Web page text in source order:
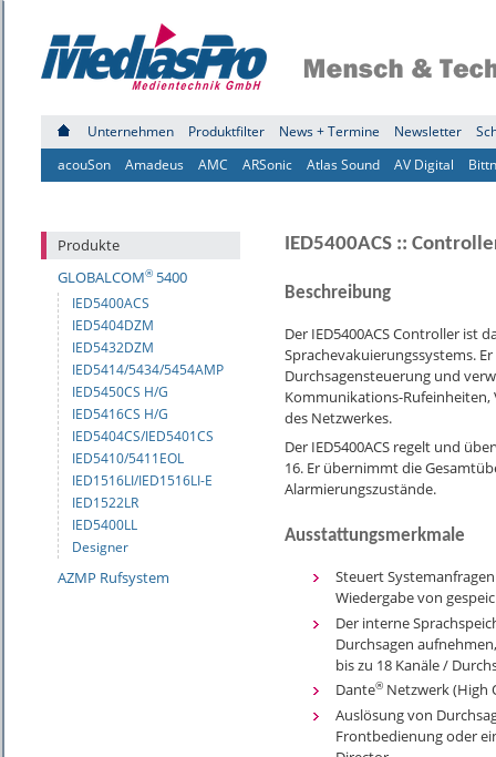
Unternehmen Produktfilter News + Termine Newsletter
acouSon
Amadeus AMC ARSonic Atlas Sound AV Digital
Produkte
GLOBALCOM® 5400
IED5400ACS
IED5404DZM
IED5432DZM
IED5414/5434/5454AMP
IED5450CS H/G
IED5416CS H/G
IED5404CS/IED5401CS
IED5410/5411EOL
IED1516LI/IED1516LI-E
IED1522LR
IED5400LL
Designer
AZMP Rufsystem
IED5400ACS ::
Beschreibung
Der IED5400ACS Controller ist
Sprachevakuierungssystems.
Durchsagensteuerung und
Kommunikations-
des Netzwerkes.
Der IED5400ACS regelt und
16. Er übernimmt die
Alarmierungszustände.
Ausstattungsmerkmale
Steuert
Wiedergabe von
Der interne
Durchsagen
bis zu 18 Kanäle /
Dante®Netzwerk (High
Auslösung von
Frontbedienung oder